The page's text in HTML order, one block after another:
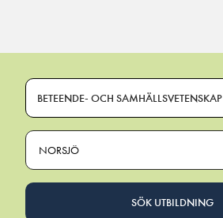
BETEENDE- OCH SAMHÄLLSVETENSKAP
NORSJÖ
SÖK UTBILDNING